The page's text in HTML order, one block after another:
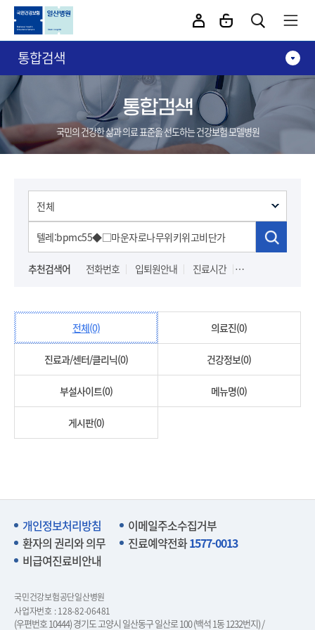
통합검색
통합검색
국민의 건강한 삶과 의료 표준을 선도하는 건강보험 모델병원
추천검색어 전화번호 입퇴원안내 진료시간
전체(0) 의료진(0)
진료과/센터/클리닉(0) 건강정보(0)
부설사이트(0) 메뉴명(0)
게시판(0)
개인정보처리방침
이메일주소수집거부
환자의 권리와 의무
진료예약전화1577-0013
비급여진료비안내
국민건강보험공단일산병원
사업자번호 : 128-82-06481
(우편번호 10444) 경기도 고양시 일산동구 일산로 100 (백석 1동 1232번지) /